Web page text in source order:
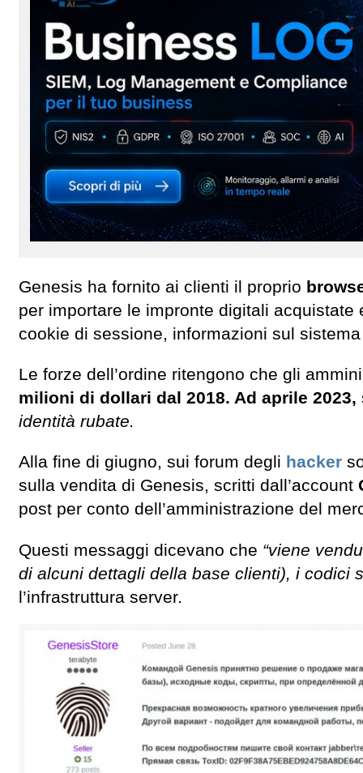
Genesis ha fornito ai clienti il ​​proprio
per importare le impronte digitali
cookie di sessione, informazioni sul
Le forze dell’ordine ritengono che gli
milioni di dollari dal 2018. Ad aprile 2023,
identità rubate.
Alla fine di giugno, sui forum degli hacker
sulla vendita di Genesis, scritti dall’account
post per conto dell’amministrazione del
Questi messaggi dicevano che “viene
di alcuni dettagli della base clienti), i codici
l’infrastruttura server.